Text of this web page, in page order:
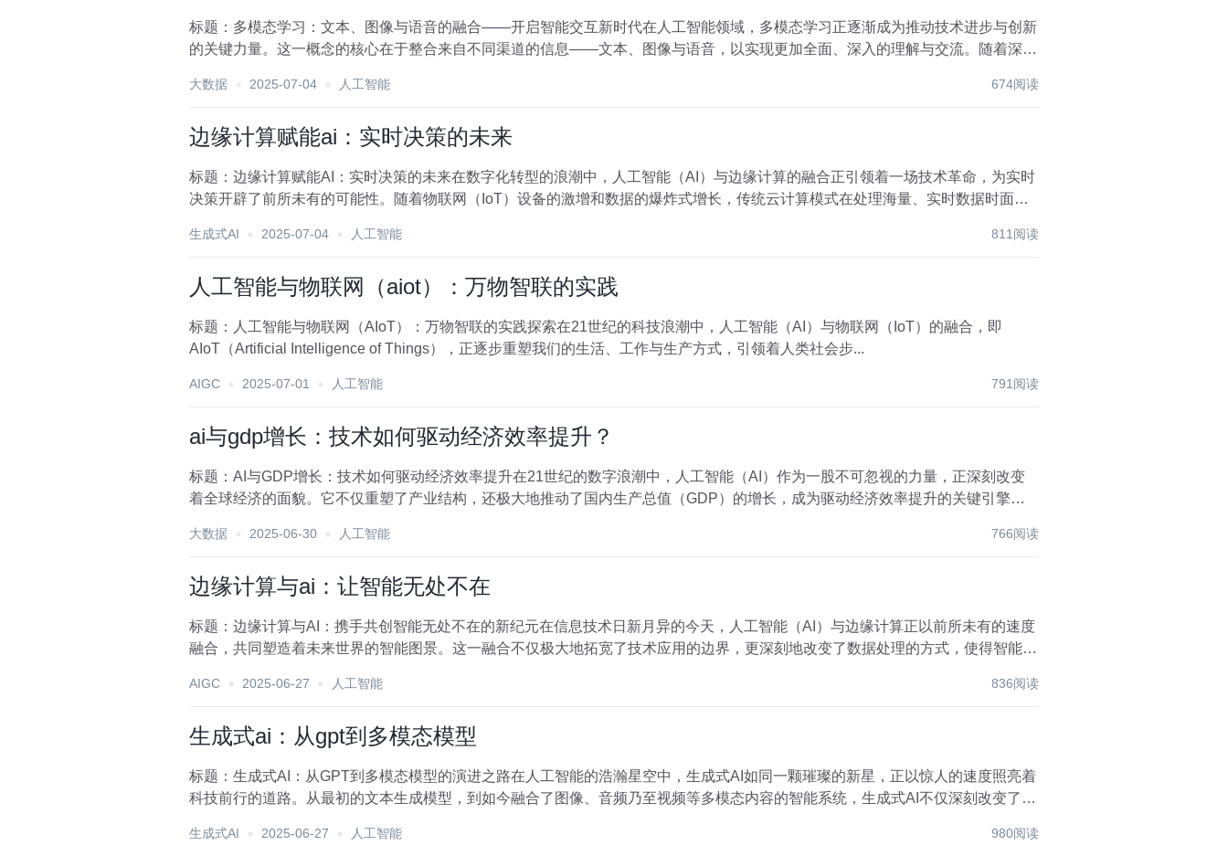
标题：多模态学习：文本、图像与语音的融合——开启智能交互新时代在人工智能领域，多模态学习正逐渐成为推动技术进步与创新
的关键力量。这一概念的核心在于整合来自不同渠道的信息——文本、图像与语音，以实现更加全面、深入的理解与交流。随着深度
大数据 2025-07-04 人工智能 674阅读
边缘计算赋能ai：实时决策的未来
标题：边缘计算赋能AI：实时决策的未来在数字化转型的浪潮中，人工智能（AI）与边缘计算的融合正引领着一场技术革命，为实时
决策开辟了前所未有的可能性。随着物联网（IoT）设备的激增和数据的爆炸式增长，传统云计算模式在处理海量、实时数据时面临
生成式AI 2025-07-04 人工智能 811阅读
人工智能与物联网（aiot）：万物智联的实践
标题：人工智能与物联网（AIoT）：万物智联的实践探索在21世纪的科技浪潮中，人工智能（AI）与物联网（IoT）的融合，即
AIoT（Artificial Intelligence of Things），正逐步重塑我们的生活、工作与生产方式，引领着人类社会步...
AIGC 2025-07-01 人工智能 791阅读
ai与gdp增长：技术如何驱动经济效率提升？
标题：AI与GDP增长：技术如何驱动经济效率提升在21世纪的数字浪潮中，人工智能（AI）作为一股不可忽视的力量，正深刻改变
着全球经济的面貌。它不仅重塑了产业结构，还极大地推动了国内生产总值（GDP）的增长，成为驱动经济效率提升的关键引擎。
大数据 2025-06-30 人工智能 766阅读
边缘计算与ai：让智能无处不在
标题：边缘计算与AI：携手共创智能无处不在的新纪元在信息技术日新月异的今天，人工智能（AI）与边缘计算正以前所未有的速度
融合，共同塑造着未来世界的智能图景。这一融合不仅极大地拓宽了技术应用的边界，更深刻地改变了数据处理的方式，使得智能服
AIGC 2025-06-27 人工智能 836阅读
生成式ai：从gpt到多模态模型
标题：生成式AI：从GPT到多模态模型的演进之路在人工智能的浩瀚星空中，生成式AI如同一颗璀璨的新星，正以惊人的速度照亮着
科技前行的道路。从最初的文本生成模型，到如今融合了图像、音频乃至视频等多模态内容的智能系统，生成式AI不仅深刻改变了我
生成式AI 2025-06-27 人工智能 980阅读